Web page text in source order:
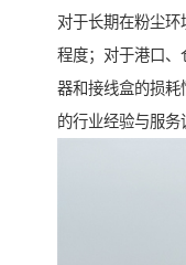
对于长期在粉尘
程度；对于港口、
器和接线盒的损耗
的行业经验与服务